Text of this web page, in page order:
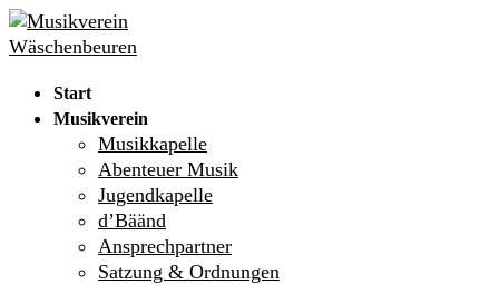
Skip
to
Menu
Close
Start
Musikverein
Musikkapelle
Abenteuer Musik
Jugendkapelle
d’Bäänd
Ansprechpartner
Satzung & Ordnungen